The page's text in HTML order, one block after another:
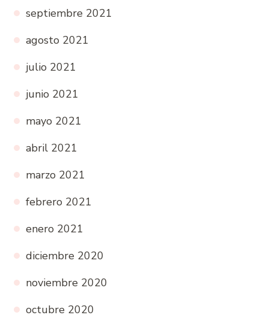
septiembre 2021
agosto 2021
julio 2021
junio 2021
mayo 2021
abril 2021
marzo 2021
febrero 2021
enero 2021
diciembre 2020
noviembre 2020
octubre 2020